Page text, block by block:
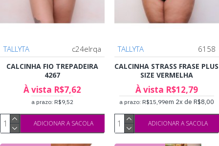
TALLYTA c24elrqa
CALCINHA FIO TREPADEIRA
4267
À vista R$7,62
a prazo: R$9,52
ADICIONAR A SACOLA
TALLYTA 6158
CALCINHA STRASS FRASE PLUS
SIZE VERMELHA
À vista R$12,79
a prazo: R$15,99em 2x de R$8,00
ADICIONAR A SACOLA